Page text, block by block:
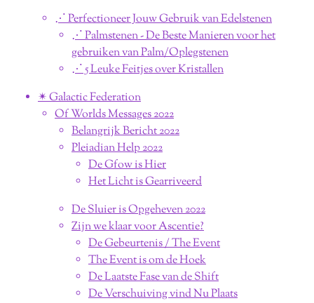
⋰ Perfectioneer Jouw Gebruik van Edelstenen
⋰ Palmstenen - De Beste Manieren voor het
gebruiken van Palm/Oplegstenen
⋰ 5 Leuke Feitjes over Kristallen
✴︎ Galactic Federation
Of Worlds Messages 2022
Belangrijk Bericht 2022
Pleiadian Help 2022
De Gfow is Hier
Het Licht is Gearriveerd
De Sluier is Opgeheven 2022
Zijn we klaar voor Ascentie?
De Gebeurtenis / The Event
The Event is om de Hoek
De Laatste Fase van de Shift
De Verschuiving vind Nu Plaats